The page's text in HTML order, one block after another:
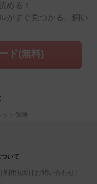
める！
がすぐ見つかる。飼い
ド(無料)
ット保険
いて
利用規約
お問い合わせ